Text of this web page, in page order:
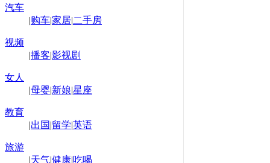
汽车
|购车|家居|二手房
视频
|播客|影视剧
女人
|母婴|新娘|星座
教育
|出国|留学|英语
旅游
|天气|健康|吃喝